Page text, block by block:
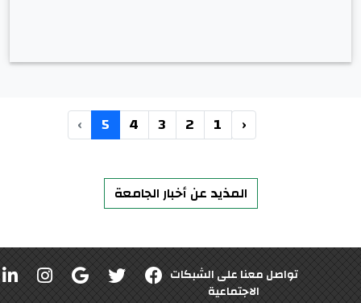
‹
1
2
3
4
5
›
المذيد عن أخبار الجامعة
تواصل معنا على الشبكات
الاجتماعية